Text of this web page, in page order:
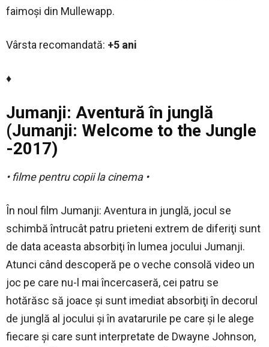
faimoşi din Mullewapp.
Vârsta recomandată: +5 ani
♦
Jumanji: Aventură în junglă
(Jumanji: Welcome to the Jungle
-2017)
• filme pentru copii la cinema •
În noul film Jumanji: Aventura in junglă, jocul se
schimbă întrucât patru prieteni extrem de diferiţi sunt
de data aceasta absorbiţi în lumea jocului Jumanji.
Atunci când descoperă pe o veche consolă video un
joc pe care nu-l mai încercaseră, cei patru se
hotărăsc să joace şi sunt imediat absorbiţi în decorul
de junglă al jocului şi în avatarurile pe care şi le alege
fiecare şi care sunt interpretate de Dwayne Johnson,